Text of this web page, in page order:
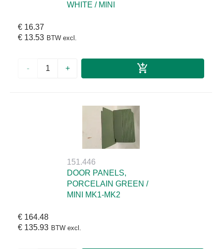
WHITE / MINI
€ 16.37
€ 13.53 BTW excl.
- +
151.446
DOOR PANELS,
PORCELAIN GREEN /
MINI MK1-MK2
€ 164.48
€ 135.93 BTW excl.